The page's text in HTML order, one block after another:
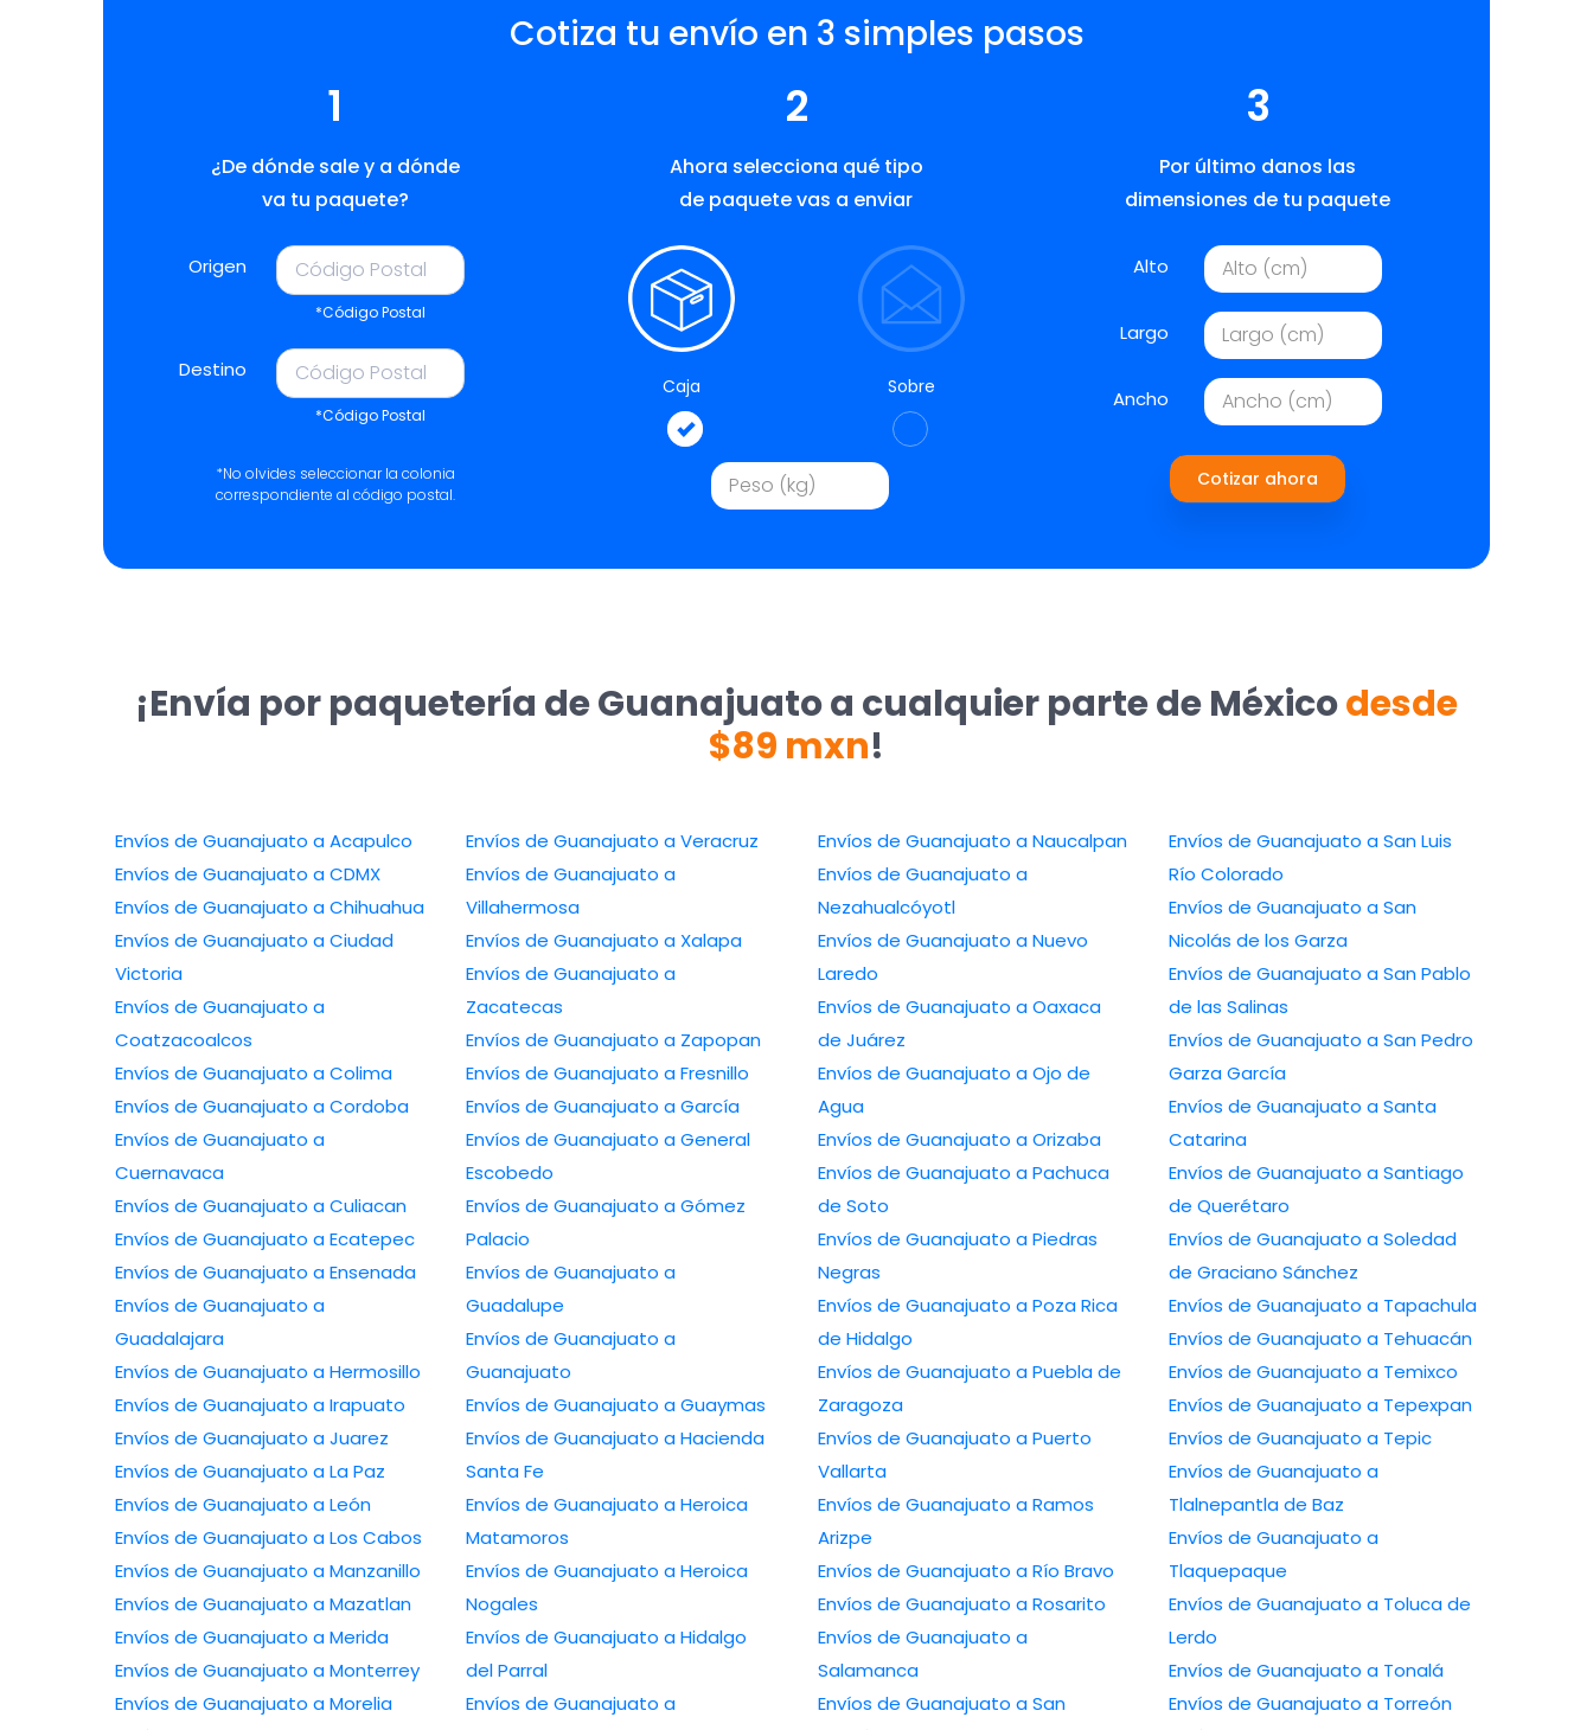
Cotiza tu envío en 3 simples pasos
1
¿De dónde sale y a dónde
va tu paquete?
Origen
*Código Postal
Destino
*Código Postal
*No olvides seleccionar la colonia
correspondiente al código postal.
2
Ahora selecciona qué tipo
de paquete vas a enviar
Caja Sobre
3
Por último danos las
dimensiones de tu paquete
Alto
Largo
Ancho
Cotizar ahora
¡Envía por paquetería de Guanajuato a cualquier parte de Méxicodesde
$89 mxn!
Envíos de Guanajuato a Acapulco
Envíos de Guanajuato a CDMX
Envíos de Guanajuato a Chihuahua
Envíos de Guanajuato a Ciudad
Victoria
Envíos de Guanajuato a
Coatzacoalcos
Envíos de Guanajuato a Colima
Envíos de Guanajuato a Cordoba
Envíos de Guanajuato a
Cuernavaca
Envíos de Guanajuato a Culiacan
Envíos de Guanajuato a Ecatepec
Envíos de Guanajuato a Ensenada
Envíos de Guanajuato a
Guadalajara
Envíos de Guanajuato a Hermosillo
Envíos de Guanajuato a Irapuato
Envíos de Guanajuato a Juarez
Envíos de Guanajuato a La Paz
Envíos de Guanajuato a León
Envíos de Guanajuato a Los Cabos
Envíos de Guanajuato a Manzanillo
Envíos de Guanajuato a Mazatlan
Envíos de Guanajuato a Merida
Envíos de Guanajuato a Monterrey
Envíos de Guanajuato a Morelia
Envíos de Guanajuato a Veracruz
Envíos de Guanajuato a
Villahermosa
Envíos de Guanajuato a Xalapa
Envíos de Guanajuato a
Zacatecas
Envíos de Guanajuato a Zapopan
Envíos de Guanajuato a Fresnillo
Envíos de Guanajuato a García
Envíos de Guanajuato a General
Escobedo
Envíos de Guanajuato a Gómez
Palacio
Envíos de Guanajuato a
Guadalupe
Envíos de Guanajuato a
Guanajuato
Envíos de Guanajuato a Guaymas
Envíos de Guanajuato a Hacienda
Santa Fe
Envíos de Guanajuato a Heroica
Matamoros
Envíos de Guanajuato a Heroica
Nogales
Envíos de Guanajuato a Hidalgo
del Parral
Envíos de Guanajuato a
Envíos de Guanajuato a Naucalpan
Envíos de Guanajuato a
Nezahualcóyotl
Envíos de Guanajuato a Nuevo
Laredo
Envíos de Guanajuato a Oaxaca
de Juárez
Envíos de Guanajuato a Ojo de
Agua
Envíos de Guanajuato a Orizaba
Envíos de Guanajuato a Pachuca
de Soto
Envíos de Guanajuato a Piedras
Negras
Envíos de Guanajuato a Poza Rica
de Hidalgo
Envíos de Guanajuato a Puebla de
Zaragoza
Envíos de Guanajuato a Puerto
Vallarta
Envíos de Guanajuato a Ramos
Arizpe
Envíos de Guanajuato a Río Bravo
Envíos de Guanajuato a Rosarito
Envíos de Guanajuato a
Salamanca
Envíos de Guanajuato a San
Envíos de Guanajuato a San Luis
Río Colorado
Envíos de Guanajuato a San
Nicolás de los Garza
Envíos de Guanajuato a San Pablo
de las Salinas
Envíos de Guanajuato a San Pedro
Garza García
Envíos de Guanajuato a Santa
Catarina
Envíos de Guanajuato a Santiago
de Querétaro
Envíos de Guanajuato a Soledad
de Graciano Sánchez
Envíos de Guanajuato a Tapachula
Envíos de Guanajuato a Tehuacán
Envíos de Guanajuato a Temixco
Envíos de Guanajuato a Tepexpan
Envíos de Guanajuato a Tepic
Envíos de Guanajuato a
Tlalnepantla de Baz
Envíos de Guanajuato a
Tlaquepaque
Envíos de Guanajuato a Toluca de
Lerdo
Envíos de Guanajuato a Tonalá
Envíos de Guanajuato a Torreón